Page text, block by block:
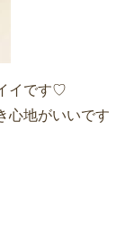
イです♡
心地がいいです